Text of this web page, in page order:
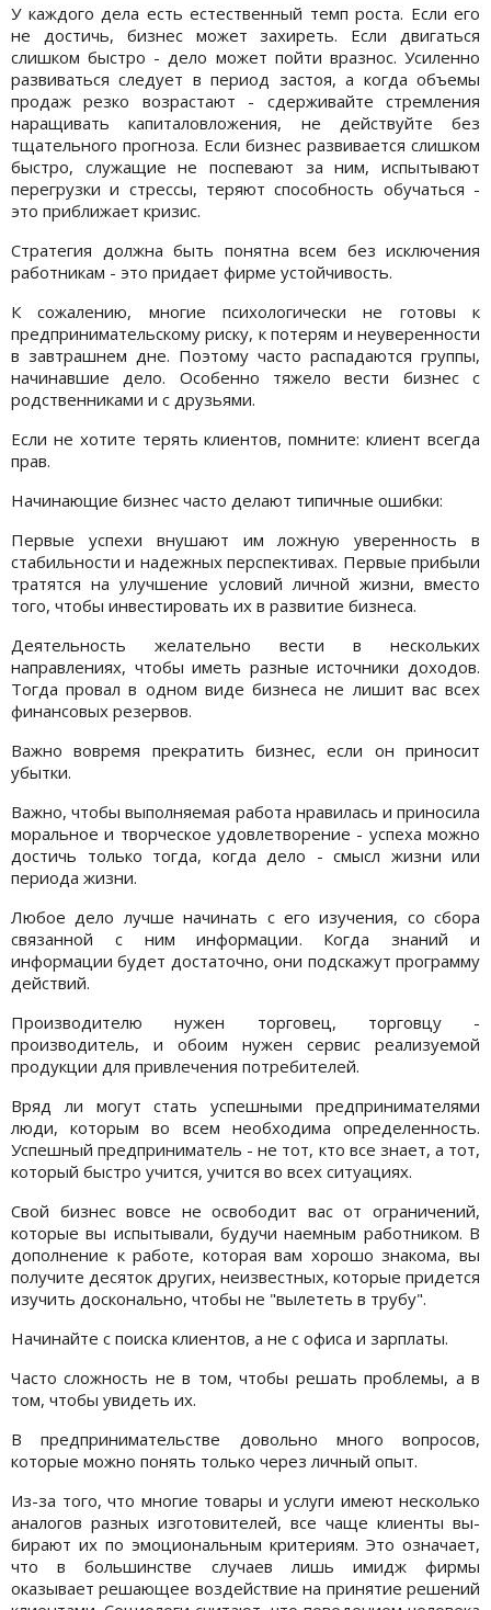
У каждого дела есть естественный темп роста. Если его
не достичь, бизнес может захиреть. Если двигаться
слишком быстро - дело может пойти вразнос. Усиленно
развиваться следует в период застоя, а когда объемы
продаж резко возрастают - сдерживайте стремления
наращивать капиталовложения, не действуйте без
тщательного прогноза. Если бизнес развивается слишком
быстро, служащие не поспевают за ним, испытывают
перегрузки и стрессы, теряют способность обучаться -
это приближает кризис.
Стратегия должна быть понятна всем без исключения
работникам - это придает фирме устойчивость.
К сожалению, многие психологически не готовы к
предпринимательскому риску, к потерям и неуверенности
в завтрашнем дне. Поэтому часто распадаются группы,
начинавшие дело. Особенно тяжело вести бизнес с
родственниками и с друзьями.
Если не хотите терять клиентов, помните: клиент всегда
прав.
Начинающие бизнес часто делают типичные ошибки:
Первые успехи внушают им ложную уверенность в
стабильности и надежных перспективах. Первые прибыли
тратятся на улучшение условий личной жизни, вместо
того, чтобы инвестировать их в развитие бизнеса.
Деятельность желательно вести в нескольких
направлениях, чтобы иметь разные источники доходов.
Тогда провал в одном виде бизнеса не лишит вас всех
финансовых резервов.
Важно вовремя прекратить бизнес, если он приносит
убытки.
Важно, чтобы выполняемая работа нравилась и приносила
моральное и творческое удовлетворение - успеха можно
достичь только тогда, когда дело - смысл жизни или
периода жизни.
Любое дело лучше начинать с его изучения, со сбора
связанной с ним информации. Когда знаний и
информации будет достаточно, они подскажут программу
действий.
Производителю нужен торговец, торговцу -
производитель, и обоим нужен сервис реализуемой
продукции для привлечения потребителей.
Вряд ли могут стать успешными предпринимателями
люди, которым во всем необходима определенность.
Успешный предприниматель - не тот, кто все знает, а тот,
который быстро учится, учится во всех ситуациях.
Свой бизнес вовсе не освободит вас от ограничений,
которые вы испытывали, будучи наемным работником. В
дополнение к работе, которая вам хорошо знакома, вы
получите десяток других, неизвестных, которые придется
изучить досконально, чтобы не "вылететь в трубу".
Начинайте с поиска клиентов, а не с офиса и зарплаты.
Часто сложность не в том, чтобы решать проблемы, а в
том, чтобы увидеть их.
В предпринимательстве довольно много вопросов,
которые можно понять только через личный опыт.
Из-за того, что многие товары и услуги имеют несколько
аналогов разных изготовителей, все чаще клиенты вы-
бирают их по эмоциональным критериям. Это означает,
что в большинстве случаев лишь имидж фирмы
оказывает решающее воздействие на принятие решений